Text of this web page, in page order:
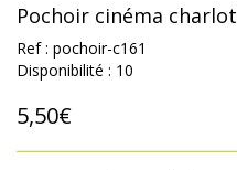
Pochoir cinéma charlot
Ref : pochoir-c161
Disponibilité : 10
5,50€